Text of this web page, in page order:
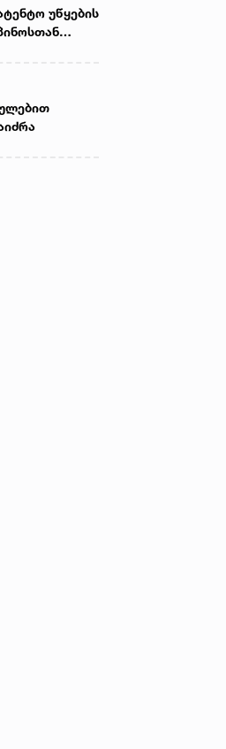
უწყების